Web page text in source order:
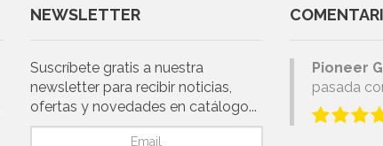
NEWSLETTER
Suscríbete gratis a nuestra
newsletter para recibir noticias,
ofertas y novedades en catálogo...
Pioneer
pasada